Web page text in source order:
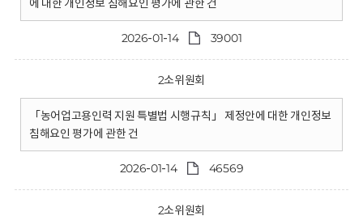
에 대한 개인정보 침해요인 평가에 관한 건
2026-01-14 39001
2소위원회
「농어업고용인력 지원 특별법 시행규칙」 제정안에 대한 개인정보
침해요인 평가에 관한 건
2026-01-14 46569
2소위원회